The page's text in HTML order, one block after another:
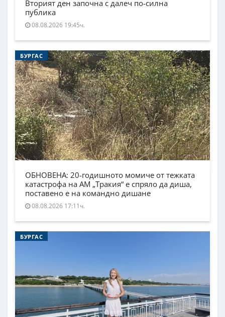
Вторият ден започна с далеч по-силна
публика
08.08.2026 19:45ч.
БУРГАС
ОБНОВЕНА: 20-годишното момиче от тежката
катастрофа на АМ „Тракия“ е спряло да диша,
поставено е на командно дишане
08.08.2026 17:11ч.
БУРГАС